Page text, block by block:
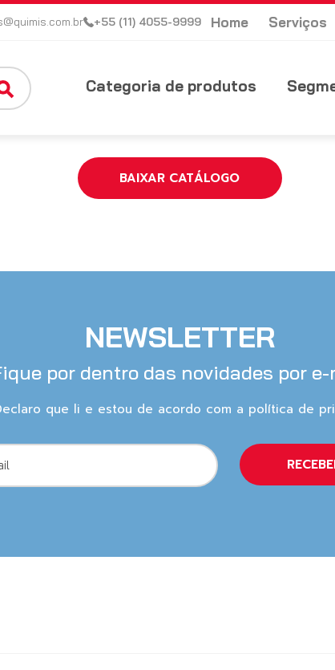
+55 (11) 4055-9999 Home Serviços
Categoria de produtos
BAIXAR CATÁLOGO
NEWSLETTER
por dentro das novidades por
que li e estou de acordo com a política de